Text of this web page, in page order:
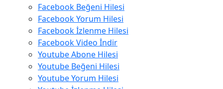
Facebook Beğeni Hilesi
Facebook Yorum Hilesi
Facebook İzlenme Hilesi
Facebook Video İndir
Youtube Abone Hilesi
Youtube Beğeni Hilesi
Youtube Yorum Hilesi